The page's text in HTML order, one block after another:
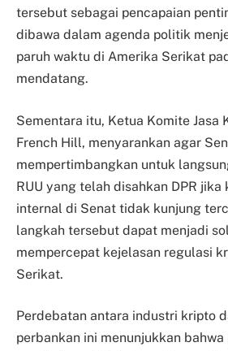
tersebut sebagai pencapaian
dibawa dalam agenda politik
paruh waktu di Amerika Serikat
mendatang.
Sementara itu, Ketua Komite Jasa
French Hill, menyarankan agar
mempertimbangkan untuk
RUU yang telah disahkan DPR jika
internal di Senat tidak kunjung
langkah tersebut dapat menjadi
mempercepat kejelasan regulasi
Serikat.
Perdebatan antara industri kripto
perbankan ini menunjukkan